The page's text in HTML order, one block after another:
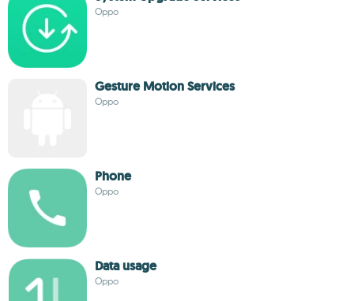
Oppo
Gesture Motion Services
Oppo
Phone
Oppo
Data usage
Oppo